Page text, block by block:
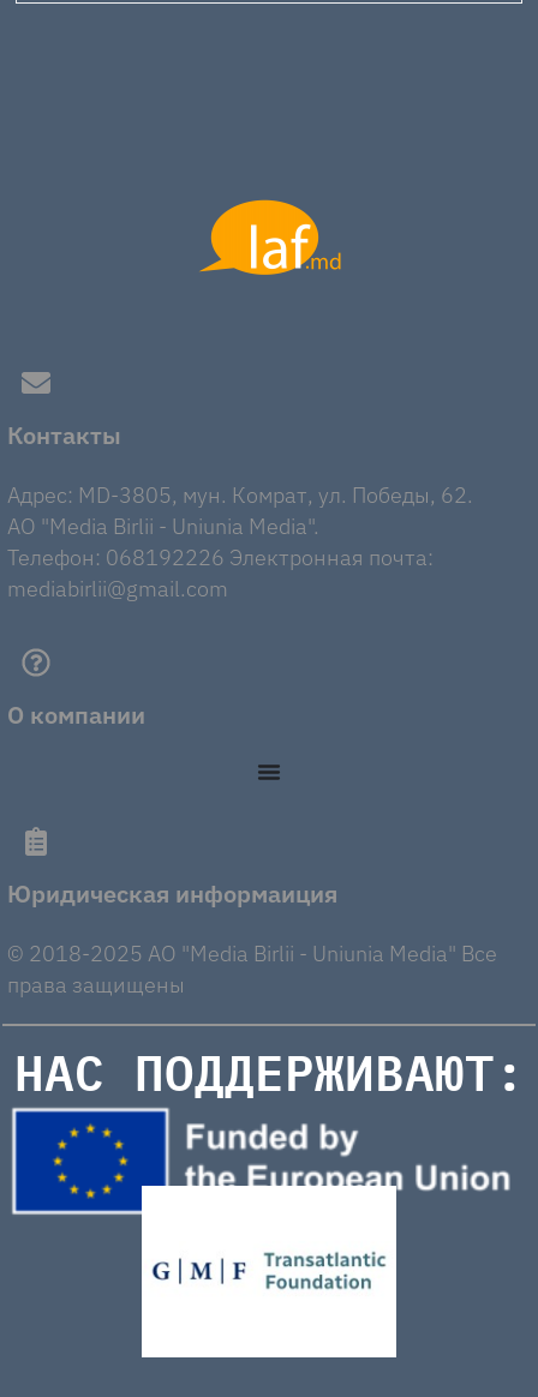
Контакты
Адрес: MD-3805, мун. Комрат, ул. Победы, 62.
AO "Media Birlii - Uniunia Media".
Телефон: 068192226 Электронная почта:
mediabirlii@gmail.com
О компании
Юридическая информаиция
© 2018-2025 AO "Media Birlii - Uniunia Media" Все
права защищены
НАС ПОДДЕРЖИВАЮТ: